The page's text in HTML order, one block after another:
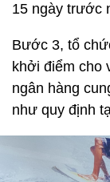
15 ngày trước
Bước 3, tổ
khởi điểm cho
ngân hàng
như quy định